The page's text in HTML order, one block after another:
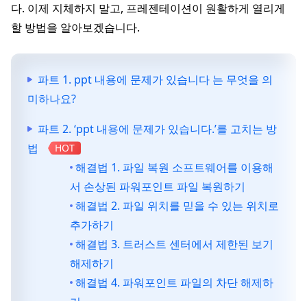
다. 이제 지체하지 말고, 프레젠테이션이 원활하게 열리게
할 방법을 알아보겠습니다.
파트 1. ppt 내용에 문제가 있습니다 는 무엇을 의
미하나요?
파트 2. ‘ppt 내용에 문제가 있습니다.’를 고치는 방
법
HOT
해결법 1. 파일 복원 소프트웨어를 이용해
서 손상된 파워포인트 파일 복원하기
해결법 2. 파일 위치를 믿을 수 있는 위치로
추가하기
해결법 3. 트러스트 센터에서 제한된 보기
해제하기
해결법 4. 파워포인트 파일의 차단 해제하